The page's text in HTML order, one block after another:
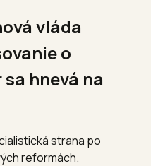
vláda
o
hnevá na
strana po
reformách.